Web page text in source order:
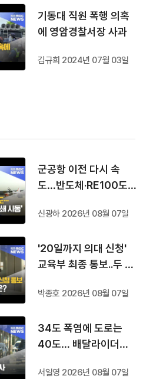
기동대 직원 폭행 의혹
에 영암경찰서장 사과
김규희 2024년 07월 03일
군공항 이전 다시 속
도…반도체·RE100도
신광하 2026년 08월 07일
'20일까지 의대 신청'
교육부 최종 통보..두 대
박종호 2026년 08월 07일
34도 폭염에 도로는
40도… 배달라이더는
서일영 2026년 08월 07일